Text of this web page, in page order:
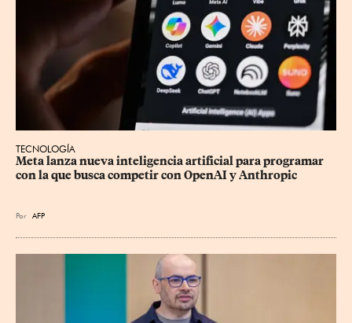
TECNOLOGÍA
Meta lanza nueva inteligencia artificial para programar
con la que busca competir con OpenAI y Anthropic
Por AFP